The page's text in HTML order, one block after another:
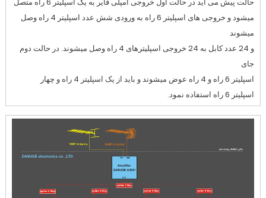
حالت پیش می آید در حالت اول خروجی آمپلی فایر به یک اسپلیتر 6 راه متصل
میشود و خروجی های اسپلیتر 6 راه به ورودی شش عدد اسپلیتر 4 راه وصل
میشوند
و 24 عدد کابل به 24 خروجی اسپلیترهای 4 راه وصل میشوند. در حالت دوم
جای
اسپلیتر 6 راه و 4 راه عوض میشوند و باید از یک اسپلیتر 4 راه و چهار
اسپلیتر 6 راه استفاده نمود.